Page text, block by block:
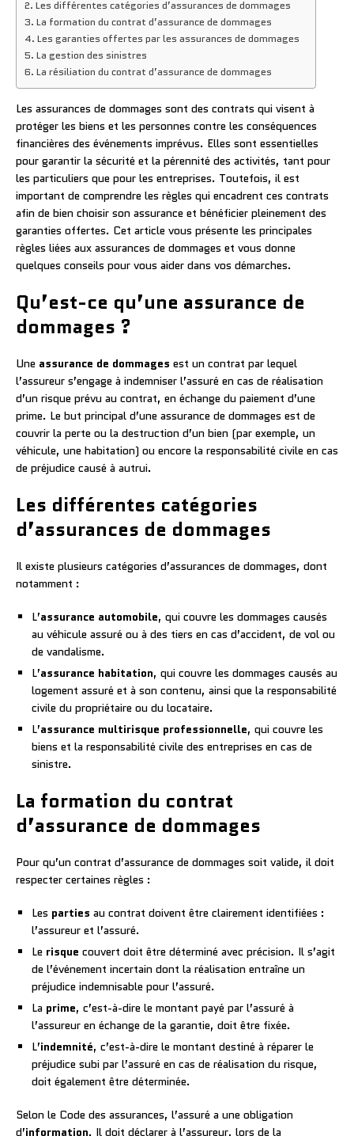
Les différentes catégories d’assurances de dommages
La formation du contrat d’assurance de dommages
Les garanties offertes par les assurances de dommages
La gestion des sinistres
La résiliation du contrat d’assurance de dommages
Les assurances de dommages sont des contrats qui visent à
protéger les biens et les personnes contre les conséquences
financières des événements imprévus. Elles sont essentielles
pour garantir la sécurité et la pérennité des activités, tant pour
les particuliers que pour les entreprises. Toutefois, il est
important de comprendre les règles qui encadrent ces contrats
afin de bien choisir son assurance et bénéficier pleinement des
garanties offertes. Cet article vous présente les principales
règles liées aux assurances de dommages et vous donne
quelques conseils pour vous aider dans vos démarches.
Qu’est-ce qu’une assurance de
dommages ?
Une assurance de dommages est un contrat par lequel
l’assureur s’engage à indemniser l’assuré en cas de réalisation
d’un risque prévu au contrat, en échange du paiement d’une
prime. Le but principal d’une assurance de dommages est de
couvrir la perte ou la destruction d’un bien (par exemple, un
véhicule, une habitation) ou encore la responsabilité civile en cas
de préjudice causé à autrui.
Les différentes catégories
d’assurances de dommages
Il existe plusieurs catégories d’assurances de dommages, dont
notamment :
L’assurance automobile, qui couvre les dommages causés
au véhicule assuré ou à des tiers en cas d’accident, de vol ou
de vandalisme.
L’assurance habitation, qui couvre les dommages causés au
logement assuré et à son contenu, ainsi que la responsabilité
civile du propriétaire ou du locataire.
L’assurance multirisque professionnelle, qui couvre les
biens et la responsabilité civile des entreprises en cas de
sinistre.
La formation du contrat
d’assurance de dommages
Pour qu’un contrat d’assurance de dommages soit valide, il doit
respecter certaines règles :
Les parties au contrat doivent être clairement identifiées :
l’assureur et l’assuré.
Le risque couvert doit être déterminé avec précision. Il s’agit
de l’événement incertain dont la réalisation entraîne un
préjudice indemnisable pour l’assuré.
La prime, c’est-à-dire le montant payé par l’assuré à
l’assureur en échange de la garantie, doit être fixée.
L’indemnité, c’est-à-dire le montant destiné à réparer le
préjudice subi par l’assuré en cas de réalisation du risque,
doit également être déterminée.
Selon le Code des assurances, l’assuré a une obligation
d’information. Il doit déclarer à l’assureur, lors de la